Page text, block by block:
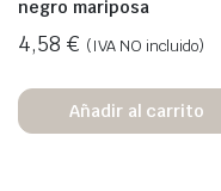
negro mariposa
4,58 € (IVA NO incluido)
Añadir al carrito